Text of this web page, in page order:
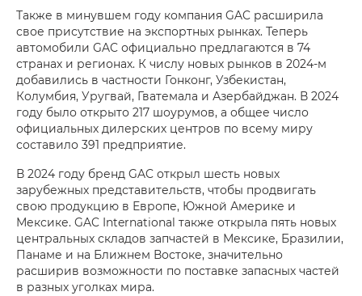
Также в минувшем году компания GAC расширила
свое присутствие на экспортных рынках. Теперь
автомобили GAC официально предлагаются в 74
странах и регионах. К числу новых рынков в 2024-м
добавились в частности Гонконг, Узбекистан,
Колумбия, Уругвай, Гватемала и Азербайджан. В 2024
году было открыто 217 шоурумов, а общее число
официальных дилерских центров по всему миру
составило 391 предприятие.
В 2024 году бренд GAC открыл шесть новых
зарубежных представительств, чтобы продвигать
свою продукцию в Европе, Южной Америке и
Мексике. GAC International также открыла пять новых
центральных складов запчастей в Мексике, Бразилии,
Панаме и на Ближнем Востоке, значительно
расширив возможности по поставке запасных частей
в разных уголках мира.